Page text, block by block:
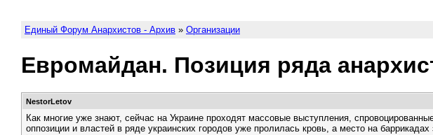
Единый Форум Анархистов - Архив » Организации
Евромайдан. Позиция ряда
NestorLetov
Как многие уже знают, сейчас на Украине проходят массовые выступления,
оппозиции и властей в ряде украинских городов уже пролилась кровь, а место на